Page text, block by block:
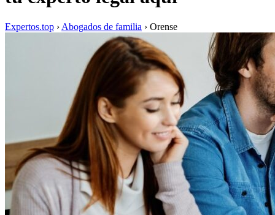
Expertos.top › Abogados de familia › Orense